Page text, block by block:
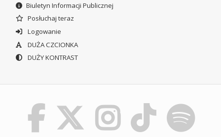
Biuletyn Informacji Publicznej
Posłuchaj teraz
Logowanie
DUŻA CZCIONKA
DUŻY KONTRAST